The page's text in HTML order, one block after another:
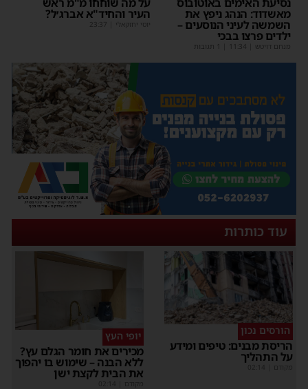
מאשדוד: הנהג ניפץ את
השמשה לעיני הנוסעים –
ילדים פרצו בבכי
מנחם דויטש 11:34
העיר והחיד"א אברג׳ל?
יוסי יחזקאלי 23:37
עוד כותרות
הורסים נכון
הריסת מבנים: טיפים ומידע
על התהליך
מקודם
יופי העץ
מכירים את חומר הגלם עץ?
ללא הבנה – שימוש בו יהפוך
את הבית לקצת ישן
מקודם